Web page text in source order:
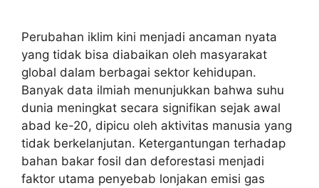
Perubahan iklim kini menjadi ancaman nyata
yang tidak bisa diabaikan oleh masyarakat
global dalam berbagai sektor kehidupan.
Banyak data ilmiah menunjukkan bahwa suhu
dunia meningkat secara signifikan sejak awal
abad ke-20, dipicu oleh aktivitas manusia yang
tidak berkelanjutan. Ketergantungan terhadap
bahan bakar fosil dan deforestasi menjadi
faktor utama penyebab lonjakan emisi gas